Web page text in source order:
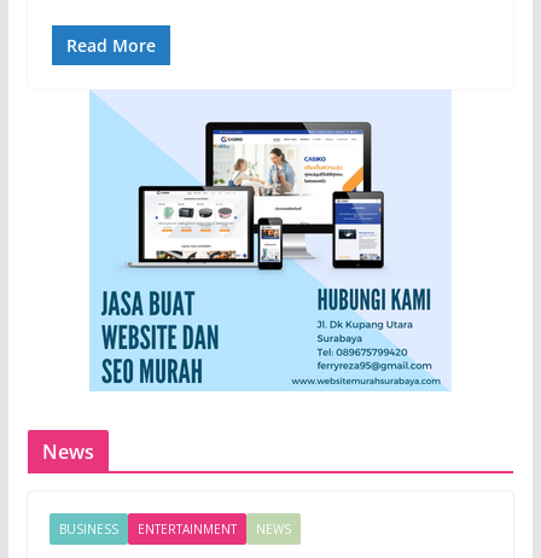
Read More
News
BUSINESS ENTERTAINMENT NEWS